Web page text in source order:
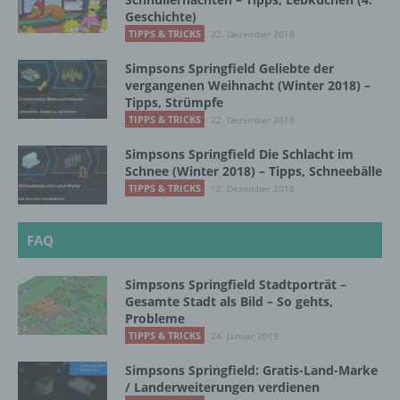
Geschichte)
TIPPS & TRICKS 22. Dezember 2018
Simpsons Springfield Geliebte der
vergangenen Weihnacht (Winter 2018) –
Tipps, Strümpfe
TIPPS & TRICKS 22. Dezember 2018
Simpsons Springfield Die Schlacht im
Schnee (Winter 2018) – Tipps, Schneebälle
TIPPS & TRICKS 12. Dezember 2018
FAQ
Simpsons Springfield Stadtporträt –
Gesamte Stadt als Bild – So gehts,
Probleme
TIPPS & TRICKS 24. Januar 2019
Simpsons Springfield: Gratis-Land-Marke
/ Landerweiterungen verdienen
f) Pseudonymisierung
Pseudonymisierung ist die Verarbeitung
personenbezogener Daten in einer Weise,
auf welche die personenbezogenen Daten
Informationen nicht mehr einer spezifischen
betroffenen Person zugeordnet werden
können, sofern diese zusätzlichen
Informationen gesondert aufbewahrt werden
und technischen und organisatorischen
dass die personenbezogenen Daten nicht
einer identifizierten oder identifizierbaren
natürlichen Person zugewiesen werden.
Verantwortlicher